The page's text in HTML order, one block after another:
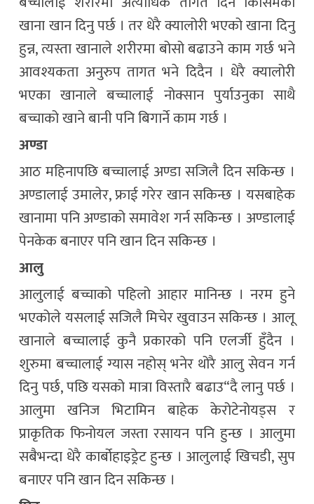
खाना खान दिनु पर्छ । तर धेरै क्यालोरी भएको खाना दिनु
हुन्न, त्यस्ता खानाले शरीरमा बोसो बढाउने काम गर्छ भने
आवश्यकता अनुरुप तागत भने दिदैन । धेरै क्यालोरी
भएका खानाले बच्चालाई नोक्सान पुर्याउनुका साथै
बच्चाको खाने बानी पनि बिगार्ने काम गर्छ ।
अण्डा
आठ महिनापछि बच्चालाई अण्डा सजिलै दिन सकिन्छ ।
अण्डालाई उमालेर, फ्राई गरेर खान सकिन्छ । यसबाहेक
खानामा पनि अण्डाको समावेश गर्न सकिन्छ । अण्डालाई
पेनकेक बनाएर पनि खान दिन सकिन्छ ।
आलु
आलुलाई बच्चाको पहिलो आहार मानिन्छ । नरम हुने
भएकोले यसलाई सजिलै मिचेर खुवाउन सकिन्छ । आलू
खानाले बच्चालाई कुनै प्रकारको पनि एलर्जी हुँदैन ।
शुरुमा बच्चालाई ग्यास नहोस् भनेर थोरै आलु सेवन गर्न
दिनु पर्छ, पछि यसको मात्रा विस्तारै बढाउ“दै लानु पर्छ ।
आलुमा खनिज भिटामिन बाहेक केरोटेनोयड्स र
प्राकृतिक फिनोयल जस्ता रसायन पनि हुन्छ । आलुमा
सबैभन्दा धेरै कार्बोहाइड्रेट हुन्छ । आलुलाई खिचडी, सुप
बनाएर पनि खान दिन सकिन्छ ।